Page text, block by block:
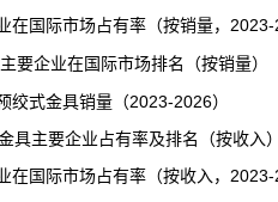
际市场占有率（按销量，2023-
业在国际市场排名（按销量）
金具销量（2023-2026）
主要企业占有率及排名（按收入
际市场占有率（按收入，2023-